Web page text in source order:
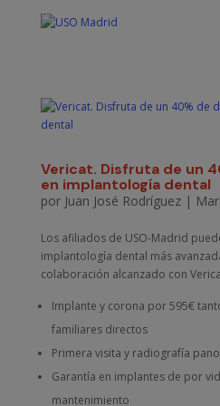
Vericat. Disfruta de un
en implantología dental
por Juan José Rodríguez|
Los afiliados de USO-Madrid
implantología dental más
colaboración alcanzado con
Implante y corona por 595€
familiares directos
Primera visita y radiografía
Garantía en implantes de por
mantenimiento